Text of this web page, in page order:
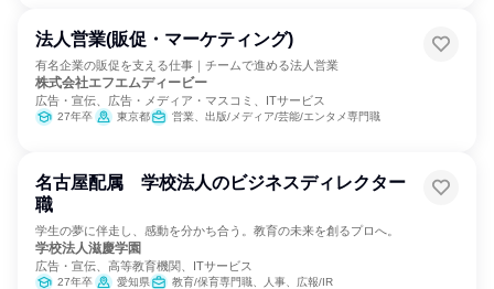
法人営業(販促・マーケティング)
有名企業の販促を支える仕事｜チームで進める法人営業
株式会社エフエムディービー
広告・宣伝、広告・メディア・マスコミ、ITサービス
27年卒 東京都 営業、出版/メディア/芸能/エンタメ専門職
名古屋配属 学校法人のビジネスディレクター
職
学生の夢に伴走し、感動を分かち合う。教育の未来を創るプロへ。
学校法人滋慶学園
広告・宣伝、高等教育機関、ITサービス
27年卒 愛知県 教育/保育専門職、人事、広報/IR